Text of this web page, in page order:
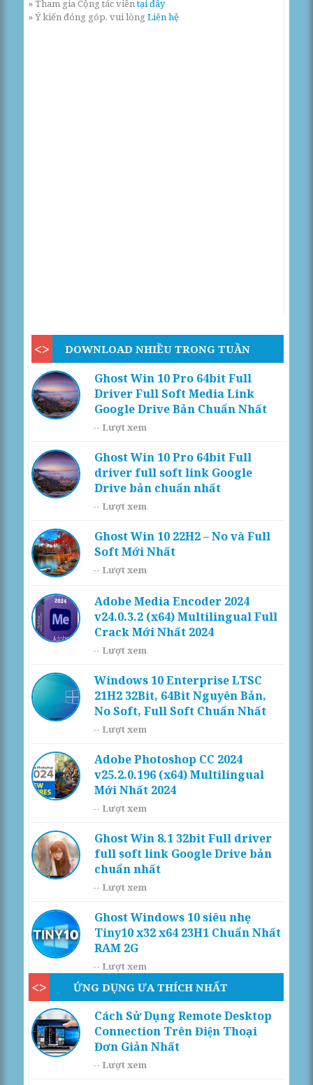
» Tham gia Cộng tác viêntại đây
» Ý kiến đóng góp, vui lòngLiên hệ
DOWNLOAD NHIỀU TRONG TUẦN
Ghost Win 10 Pro 64bit Full
Driver Full Soft Media Link
Google Drive Bản Chuẩn Nhất
-- Lượt xem
Ghost Win 10 Pro 64bit Full
driver full soft link Google
Drive bản chuẩn nhất
-- Lượt xem
Ghost Win 10 22H2 – No và Full
Soft Mới Nhất
-- Lượt xem
Adobe Media Encoder 2024
v24.0.3.2 (x64) Multilingual Full
Crack Mới Nhất 2024
-- Lượt xem
Windows 10 Enterprise LTSC
21H2 32Bit, 64Bit Nguyên Bản,
No Soft, Full Soft Chuẩn Nhất
-- Lượt xem
Adobe Photoshop CC 2024
v25.2.0.196 (x64) Multilingual
Mới Nhất 2024
-- Lượt xem
Ghost Win 8.1 32bit Full driver
full soft link Google Drive bản
chuẩn nhất
-- Lượt xem
Ghost Windows 10 siêu nhẹ
Tiny10 x32 x64 23H1 Chuẩn Nhất
RAM 2G
-- Lượt xem
ỨNG DỤNG ƯA THÍCH NHẤT
Cách Sử Dụng Remote Desktop
Connection Trên Điện Thoại
Đơn Giản Nhất
-- Lượt xem